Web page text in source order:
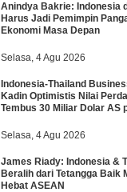
Anindya Bakrie: Indonesia
Harus Jadi Pemimpin
Ekonomi Masa Depan
Selasa, 4 Agu 2026
Indonesia-Thailand
Kadin Optimistis Nilai
Tembus 30 Miliar Dolar AS
Selasa, 4 Agu 2026
James Riady: Indonesia &
Beralih dari Tetangga Baik
Hebat ASEAN